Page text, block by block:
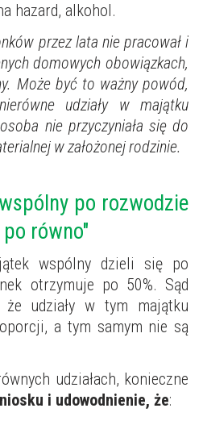
hazard, alkohol.
przez lata nie pracował i
domowych obowiązkach,
Może być to ważny powód,
udziały w majątku
nie przyczyniała się do
w założonej rodzinie.
po rozwodzie
równo"
wspólny dzieli się po
otrzymuje po 50%. Sąd
udziały w tym majątku
a tym samym nie są
udziałach, konieczne
i udowodnienie, że: